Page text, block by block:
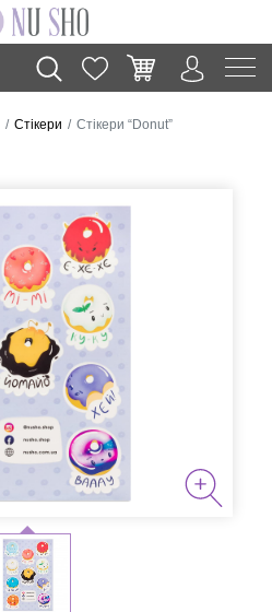
Стікери Стікери “Donut”